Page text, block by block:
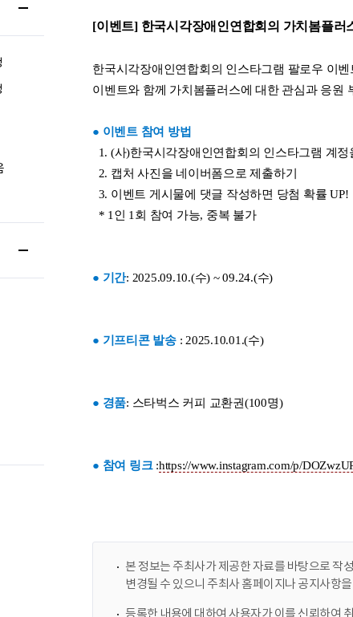
본 정보는 주최사가 제공한 자료를 바탕으로 작
변경될 수 있으니 주최사 홈페이지나 공지사항
등록한 내용에 대하여 사용자가 이를 신뢰하여